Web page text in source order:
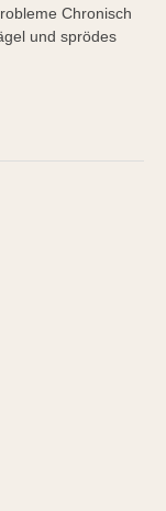
Chronisch
und sprödes